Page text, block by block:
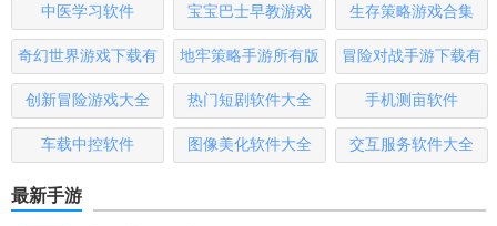
2. 浏览与筛选：打开app后，用户可以通过浏览或搜索功能找
到自己感兴趣的游戏，并利用筛选功能快速定位。
3. 试玩与下载：对于支持线上试玩的游戏，用户可以直接在
App内试玩；对于需要下载的游戏，用户可以点击下载按钮进
行下载。
4. 领取礼包：用户可以在app内查看并领取各种游戏礼包，提
中医学习软件 宝宝巴士早教游戏 生存策略游戏合集
奇幻世界游戏下载有
哪些
地牢策略手游所有版
本
冒险对战手游下载有
哪些
创新冒险游戏大全 热门短剧软件大全 手机测亩软件
车载中控软件 图像美化软件大全 交互服务软件大全
最新手游